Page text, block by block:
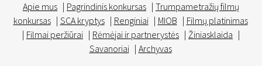
Apie mus | Pagrindinis konkursas | Trumpametražių filmų
konkursas | SCA kryptys | Renginiai | MIOB | Filmų platinimas
| Filmai peržiūrai | Rėmėjai ir partnerystės | Žiniasklaida |
Savanoriai | Archyvas